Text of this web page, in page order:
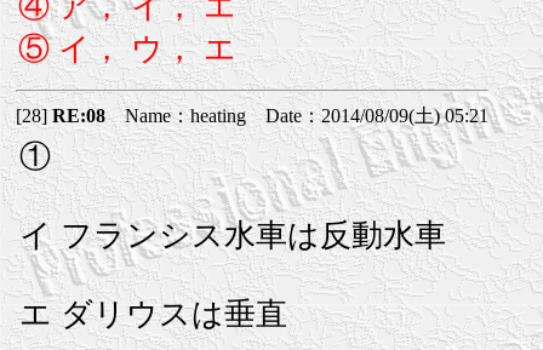
⑤ イ， ウ， エ
[28]RE:08Name：heating Date：2014/08/09(土) 05:21
①
イ フランシス水車は反動水車
エ ダリウスは垂直